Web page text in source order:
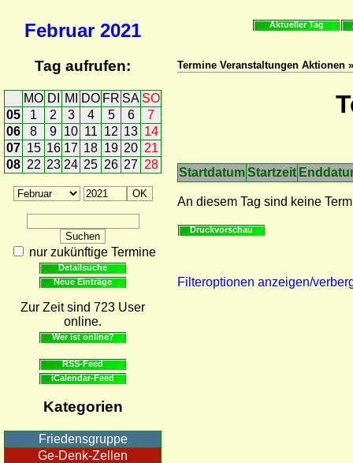
Februar 2021
Tag aufrufen:
MO DI MI DO FR SA SO
05
1 2 3 4 5 6
7
06
8 9 10 11 12 13 14
07 15 16 17 18 19 20 21
08 22 23 24 25 26 27 28
nur zukünftige Termine
Detailsuche
Neue Einträge
Zur Zeit sind 723 User
online.
Wer ist online?
RSS-Feed
iCalendar-Feed
Kategorien
Friedensgruppe
Ge-Denk-Zellen
Aktueller Tag
Termine Veranstaltungen Aktionen
StartdatumStartzeit
An diesem Tag sind keine
Druckvorschau
Filteroptionen anzeigen/